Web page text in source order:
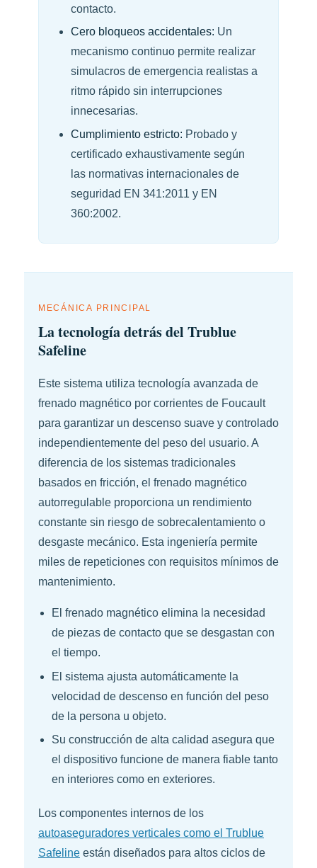
contacto.
Cero bloqueos accidentales: Un
mecanismo continuo permite realizar
simulacros de emergencia realistas a
ritmo rápido sin interrupciones
innecesarias.
Cumplimiento estricto: Probado y
certificado exhaustivamente según
las normativas internacionales de
seguridad EN 341:2011 y EN
360:2002.
MECÁNICA PRINCIPAL
La tecnología detrás del Trublue
Safeline
Este sistema utiliza tecnología avanzada de
frenado magnético por corrientes de Foucault
para garantizar un descenso suave y controlado
independientemente del peso del usuario. A
diferencia de los sistemas tradicionales
basados en fricción, el frenado magnético
autorregulable proporciona un rendimiento
constante sin riesgo de sobrecalentamiento o
desgaste mecánico. Esta ingeniería permite
miles de repeticiones con requisitos mínimos de
mantenimiento.
El frenado magnético elimina la necesidad
de piezas de contacto que se desgastan con
el tiempo.
El sistema ajusta automáticamente la
velocidad de descenso en función del peso
de la persona u objeto.
Su construcción de alta calidad asegura que
el dispositivo funcione de manera fiable tanto
en interiores como en exteriores.
Los componentes internos de los
autoaseguradores verticales como el Trublue
Safeline están diseñados para altos ciclos de